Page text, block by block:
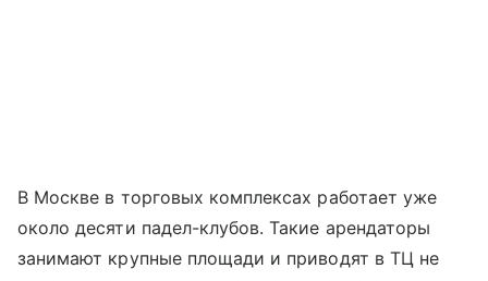
В Москве в торговых комплексах работает уже
около десяти падел-клубов. Такие арендаторы
занимают крупные площади и приводят в ТЦ не